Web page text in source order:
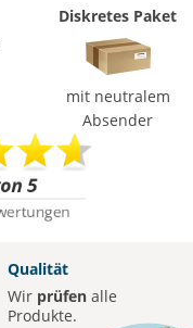
Diskretes Paket
mit neutralem
Absender
Qualität
Wir prüfen alle
Produkte.